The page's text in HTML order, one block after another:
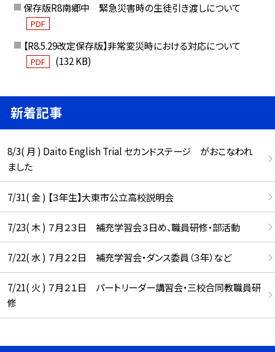
保存版R8南郷中 緊急災害時の生徒引き渡しについて
PDF
【R8.5.29改定保存版】非常変災時における対応について
PDF (132 KB)
新着記事
8/3( 月 ) Daito English Trial セカンドステージ がおこなわれ
ました
7/31( 金 ) 【３年生】大東市公立高校説明会
7/23( 木 ) ７月２３日 補充学習会３日め、職員研修・部活動
7/22( 水 ) ７月２２日 補充学習会・ダンス委員（３年）など
7/21( 火 ) ７月２１日 パートリーダー講習会・三校合同教職員研
修